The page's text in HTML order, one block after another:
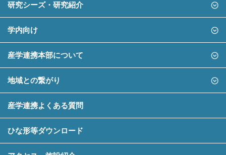
研究シーズ・研究紹介
学内向け
産学連携本部について
地域との繋がり
産学連携よくある質問
ひな形等ダウンロード